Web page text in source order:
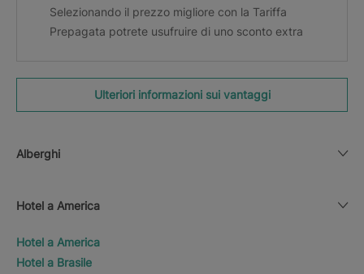
Selezionando il prezzo migliore con la Tariffa
Prepagata potrete usufruire di uno sconto extra
Ulteriori informazioni sui vantaggi
Alberghi
Hotel a America
Hotel a America
Hotel a Brasile